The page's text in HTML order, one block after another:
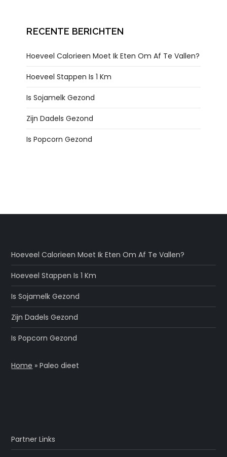
RECENTE BERICHTEN
Hoeveel Calorieen Moet Ik Eten Om Af Te Vallen?
Hoeveel Stappen Is 1 Km
Is Sojamelk Gezond
Zijn Dadels Gezond
Is Popcorn Gezond
Hoeveel Calorieen Moet Ik Eten Om Af Te Vallen?
Hoeveel Stappen Is 1 Km
Is Sojamelk Gezond
Zijn Dadels Gezond
Is Popcorn Gezond
Home »Paleo dieet
Partner Links